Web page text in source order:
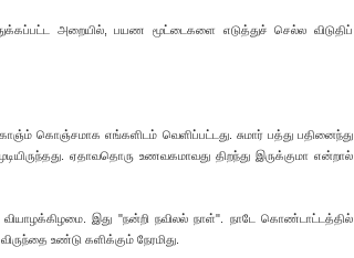
அறையில், பயண மூட்டைகளை எடுத்துச் செல்ல விடுதிப்
கொஞ்சமாக எங்களிடம் வெளிப்பட்டது. சுமார் பத்து பதினைந்து
ஏதாவதொரு உணவகமாவது திறந்து இருக்குமா என்றால்
இது "நன்றி நவிலல் நாள்". நாடே கொண்டாட்டத்தில்
உண்டு களிக்கும் நேரமிது.